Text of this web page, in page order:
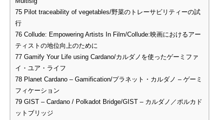
75 Pilot traceability of vegetables/野菜のトレーサビリティーの試
行
76 Collude: Empowering Artists In Film/Collude:映画におけるアー
ティストの地位向上のために
77 Gamify Your Life using Cardano/カルダノを使ったゲーミファ
イ・ユア・ライフ
78 Planet Cardano – Gamification/プラネット・カルダノ – ゲーミ
フィケーション
79 GIST – Cardano / Polkadot Bridge/GIST – カルダノ／ポルカド
ットブリッジ